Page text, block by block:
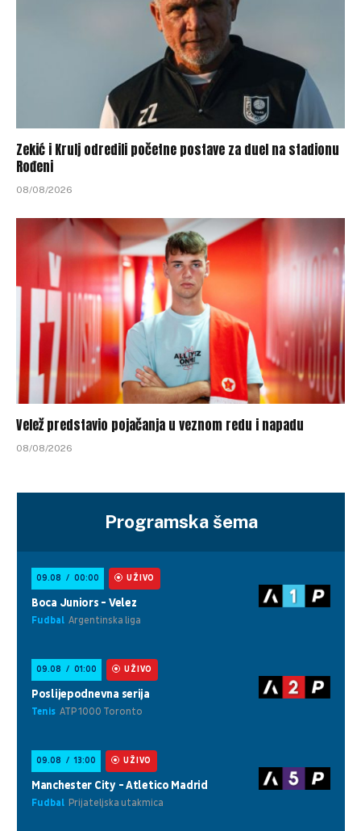
Zekić i Krulj odredili početne postave za duel na stadionu
Rođeni
08/08/2026
Velež predstavio pojačanja u veznom redu i napadu
08/08/2026
Programska šema